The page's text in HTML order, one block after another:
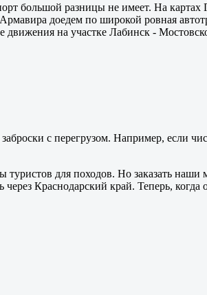
большой разницы не имеет. На картах
доедем по широкой ровная
на участке Лабинск -
с перегрузом. Например, если
туристов для походов. Но заказать
Краснодарский край. Теперь, когда